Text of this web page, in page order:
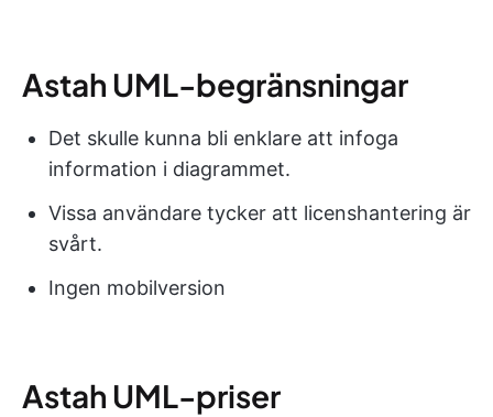
Astah UML-begränsningar
Det skulle kunna bli enklare att infoga
information i diagrammet.
Vissa användare tycker att licenshantering är
svårt.
Ingen mobilversion
Astah UML-priser